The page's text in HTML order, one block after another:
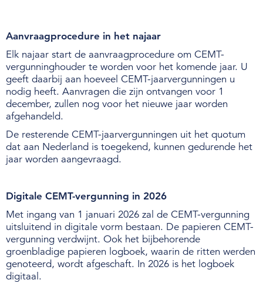
Aanvraagprocedure in het najaar
Elk najaar start de aanvraagprocedure om CEMT-
vergunninghouder te worden voor het komende jaar. U
geeft daarbij aan hoeveel CEMT-jaarvergunningen u
nodig heeft. Aanvragen die zijn ontvangen voor 1
december, zullen nog voor het nieuwe jaar worden
afgehandeld.
De resterende CEMT-jaarvergunningen uit het quotum
dat aan Nederland is toegekend, kunnen gedurende het
jaar worden aangevraagd.
Digitale CEMT-vergunning in 2026
Met ingang van 1 januari 2026 zal de CEMT-vergunning
uitsluitend in digitale vorm bestaan. De papieren CEMT-
vergunning verdwijnt. Ook het bijbehorende
groenbladige papieren logboek, waarin de ritten werden
genoteerd, wordt afgeschaft. In 2026 is het logboek
digitaal.